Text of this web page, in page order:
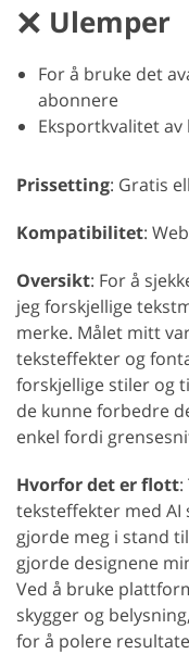
Ulemper
For å bruke det
abonnere
Eksportkvalitet
Prissetting: Gratis
Kompatibilitet: Web
Oversikt: For å
jeg forskjellige
merke. Målet mitt
teksteffekter og
forskjellige stiler og
de kunne forbedre
enkel fordi
Hvorfor det er flott
teksteffekter med AI
gjorde meg i stand
gjorde designene
Ved å bruke
skygger og
for å polere